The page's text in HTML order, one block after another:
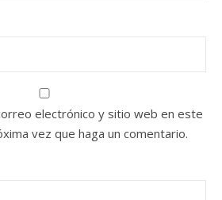
electrónico y sitio web en este
vez que haga un comentario.